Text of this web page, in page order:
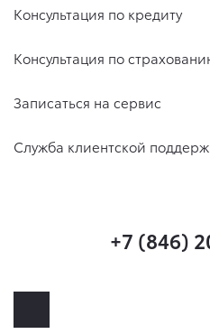
Консультация по кредиту
Консультация по
Записаться на сервис
Служба клиентской
+7 (846)